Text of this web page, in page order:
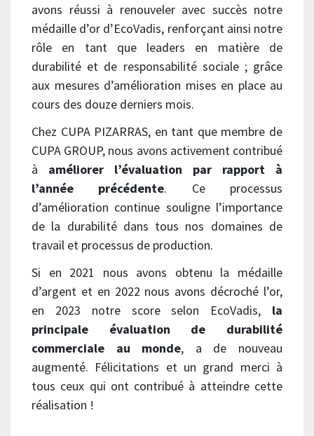
avons réussi à renouveler avec succès notre
médaille d’or d’EcoVadis, renforçant ainsi notre
rôle en tant que leaders en matière de
durabilité et de responsabilité sociale ; grâce
aux mesures d’amélioration mises en place au
cours des douze derniers mois.
Chez CUPA PIZARRAS, en tant que membre de
CUPA GROUP, nous avons activement contribué
à améliorer l’évaluation par rapport à
l’année précédente. Ce processus
d’amélioration continue souligne l’importance
de la durabilité dans tous nos domaines de
travail et processus de production.
Si en 2021 nous avons obtenu la médaille
d’argent et en 2022 nous avons décroché l’or,
en 2023 notre score selon EcoVadis, la
principale évaluation de durabilité
commerciale au monde, a de nouveau
augmenté. Félicitations et un grand merci à
tous ceux qui ont contribué à atteindre cette
réalisation !